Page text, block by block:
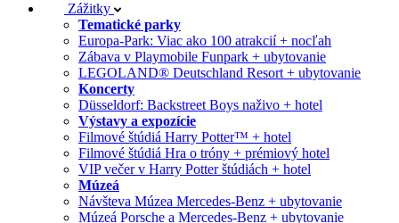
Zážitky
Tematické parky
Europa-Park: Viac ako 100 atrakcií + nocľah
Zábava v Playmobile Funpark + ubytovanie
LEGOLAND® Deutschland Resort + ubytovanie
Koncerty
Düsseldorf: Backstreet Boys naživo + hotel
Výstavy a expozície
Filmové štúdiá Harry Potter™ + hotel
Filmové štúdiá Hra o tróny + prémiový hotel
VIP večer v Harry Potter štúdiách + hotel
Múzeá
Návšteva Múzea Mercedes-Benz + ubytovanie
Múzeá Porsche a Mercedes-Benz + ubytovanie